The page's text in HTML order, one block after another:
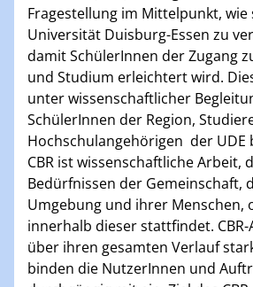
Fragestellung im Mittelpunkt, wie
Universität Duisburg-Essen zu
damit SchülerInnen der Zugang
und Studium erleichtert wird.
unter wissenschaftlicher
SchülerInnen der Region,
Hochschulangehörigen der UDE
CBR ist wissenschaftliche Arbeit,
Bedürfnissen der Gemeinschaft,
Umgebung und ihrer Menschen,
innerhalb dieser stattfindet.
über ihren gesamten Verlauf
binden die NutzerInnen und